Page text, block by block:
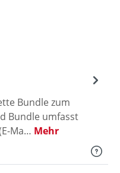
Bundle zum
Bundle umfasst
Ma… Mehr